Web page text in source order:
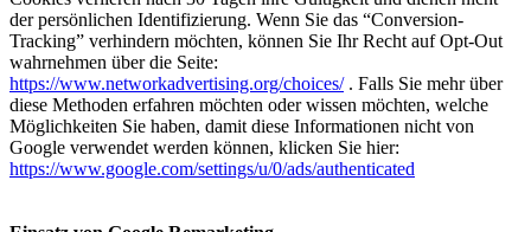
der persönlichen Identifizierung. Wenn Sie das “Conversion-
Tracking” verhindern möchten, können Sie Ihr Recht auf Opt-Out
wahrnehmen über die Seite:
https://www.networkadvertising.org/choices/. Falls Sie mehr über
diese Methoden erfahren möchten oder wissen möchten, welche
Möglichkeiten Sie haben, damit diese Informationen nicht von
Google verwendet werden können, klicken Sie hier:
https://www.google.com/settings/u/0/ads/authenticated